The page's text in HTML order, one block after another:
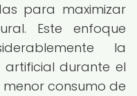
para maximizar
Este enfoque
la
artificial durante el
consumo de